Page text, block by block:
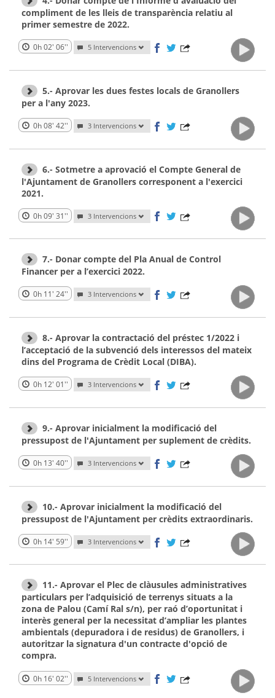
compliment de les lleis de transparència relatiu al
primer semestre de 2022.
0h 02' 06'' 5 Intervencions
5.- Aprovar les dues festes locals de Granollers
per a l'any 2023.
0h 08' 42'' 3 Intervencions
6.- Sotmetre a aprovació el Compte General de
l'Ajuntament de Granollers corresponent a l'exercici
2021.
0h 09' 31'' 3 Intervencions
7.- Donar compte del Pla Anual de Control
Financer per a l’exercici 2022.
0h 11' 24'' 3 Intervencions
8.- Aprovar la contractació del préstec 1/2022 i
l’acceptació de la subvenció dels interessos del mateix
dins del Programa de Crèdit Local (DIBA).
0h 12' 01'' 3 Intervencions
9.- Aprovar inicialment la modificació del
pressupost de l'Ajuntament per suplement de crèdits.
0h 13' 40'' 3 Intervencions
10.- Aprovar inicialment la modificació del
pressupost de l'Ajuntament per crèdits extraordinaris.
0h 14' 59'' 3 Intervencions
11.- Aprovar el Plec de clàusules administratives
particulars per l’adquisició de terrenys situats a la
zona de Palou (Camí Ral s/n), per raó d’oportunitat i
interès general per la necessitat d’ampliar les plantes
ambientals (depuradora i de residus) de Granollers, i
autoritzar la signatura d'un contracte d'opció de
compra.
0h 16' 02'' 5 Intervencions